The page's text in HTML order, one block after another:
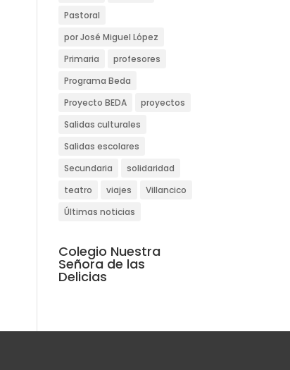
Pastoral
por José Miguel López
Primaria
profesores
Programa Beda
Proyecto BEDA
proyectos
Salidas culturales
Salidas escolares
Secundaria
solidaridad
teatro
viajes
Villancico
Últimas noticias
Colegio Nuestra
Señora de las
Delicias